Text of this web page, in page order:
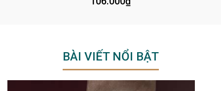
BÀI VIẾT NỔI BẬT